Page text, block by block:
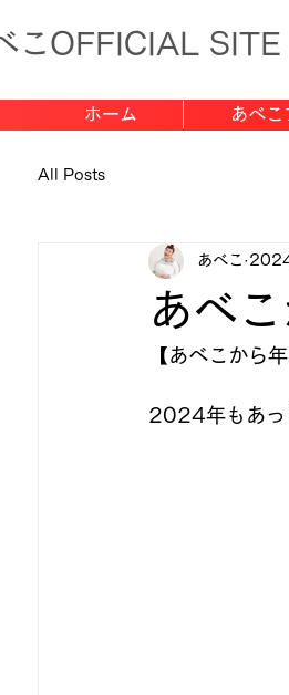
こOFFICIAL SITE
ホーム あべこ
All Posts
あべ
あべこ
【あべこから
2024年もあっ